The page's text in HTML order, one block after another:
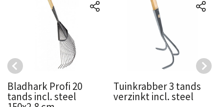
Bladhark Profi 20
tands incl. steel
Tuinkrabber 3 tands
verzinkt incl. steel